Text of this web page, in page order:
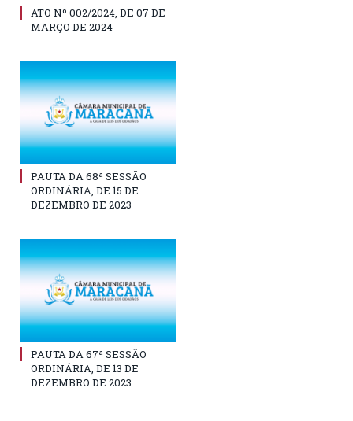
ATO Nº 002/2024, DE 07 DE
MARÇO DE 2024
PAUTA DA 68ª SESSÃO
ORDINÁRIA, DE 15 DE
DEZEMBRO DE 2023
PAUTA DA 67ª SESSÃO
ORDINÁRIA, DE 13 DE
DEZEMBRO DE 2023